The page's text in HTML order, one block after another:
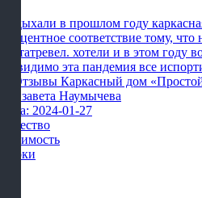
Отдыхали в прошлом году
процентное соответствие тому,
картатревел. хотели и в этом году
но видимо эта пандемия все
Елизавета Наумычева
Дата: 2024-01-27
Качество
Стоимость
Сроки